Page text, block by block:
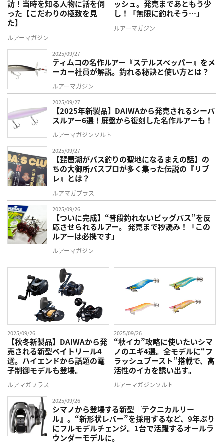
訪！当時を知る人物に話を伺
った【こだわりの極致を見
た】
ルアーマガジン
ッシュ。発売まであともう少
し！「無限に釣れそう…」
ルアーマガジン
2025/09/27
ティムコの名作ルアー『ステルスペッパー』をメ
ーカー社員が解説。釣れる秘訣と使い方とは？
ルアーマガジン
2025/09/27
【2025年新製品】DAIWAから発売されるシーバ
スルアー6選！廃盤から復刻した名作ルアーも！
ルアーマガジンソルト
2025/09/27
【琵琶湖がバス釣りの聖地になるまえの話】の
ちの大御所バスプロが多く集った伝説の『リブ
レ』とは？
ルアマガプラス
2025/09/26
【ついに完成】“普段釣れないビッグバス”を反
応させられるルアー。 発売まで秒読み！「この
ルアーは必携です」
ルアーマガジン
2025/09/26
【秋冬新製品】DAIWAから発
売される新型ベイトリール4
選。ハイエンドから話題の電
子制御モデルも登場。
ルアマガプラス
2025/09/26
“秋イカ”攻略に使いたいシマ
ノのエギ4選。全モデルに“フ
ラッシュブースト”搭載で、高
活性のイカを誘い出す。
ルアーマガジンソルト
2025/09/26
シマノから登場する新型『テクニカルリー
ル』。“新形状レバー”を採用するなど、9年ぶり
にフルモデルチェンジ。1台で活躍するオールラ
ウンダーモデルに。